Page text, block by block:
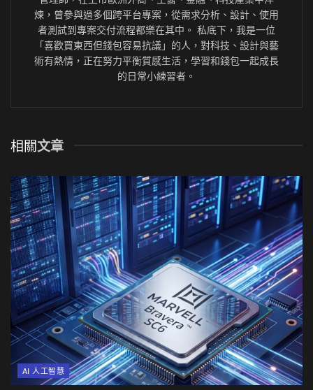
煉，曾參與過多個跨平台專案，從需求分析、設計、使用
者測試到專案交付流程都樂在其中。 私底下，我是一位
「喜歡買東西但錢包容易抗議」的人，對科技、設計與藝
術有熱情，正在努力平衡質感生活，學習和錢包一起成長
的日常小練習者。
相關文章
AI 人工智慧